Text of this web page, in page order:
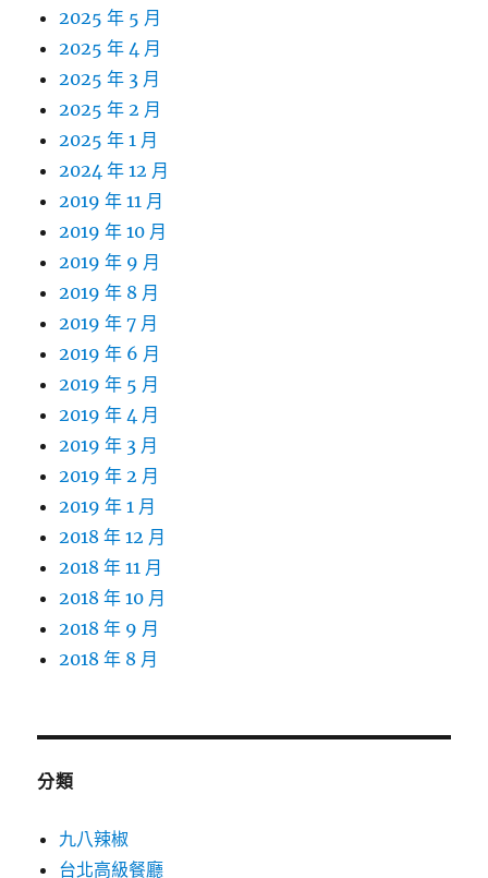
2025 年 5 月
2025 年 4 月
2025 年 3 月
2025 年 2 月
2025 年 1 月
2024 年 12 月
2019 年 11 月
2019 年 10 月
2019 年 9 月
2019 年 8 月
2019 年 7 月
2019 年 6 月
2019 年 5 月
2019 年 4 月
2019 年 3 月
2019 年 2 月
2019 年 1 月
2018 年 12 月
2018 年 11 月
2018 年 10 月
2018 年 9 月
2018 年 8 月
分類
九八辣椒
台北高級餐廳